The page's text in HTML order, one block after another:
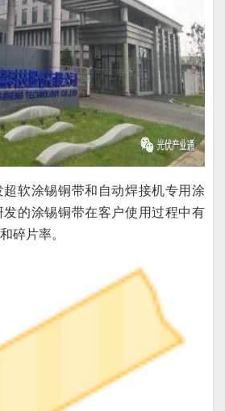
软涂锡铜带和自动焊接机专用涂
的涂锡铜带在客户使用过程中有
碎片率。